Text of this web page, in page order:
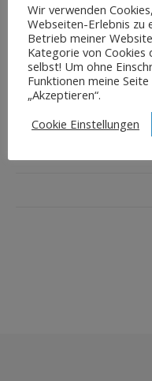
Wir verwenden
Webseiten-Erlebnis zu
Betrieb meiner
Kategorie von Cookies
selbst! Um ohne
Funktionen meine
„Akzeptieren“.
Cookie Einstellungen